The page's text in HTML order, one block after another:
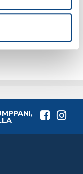
tilauskoriin